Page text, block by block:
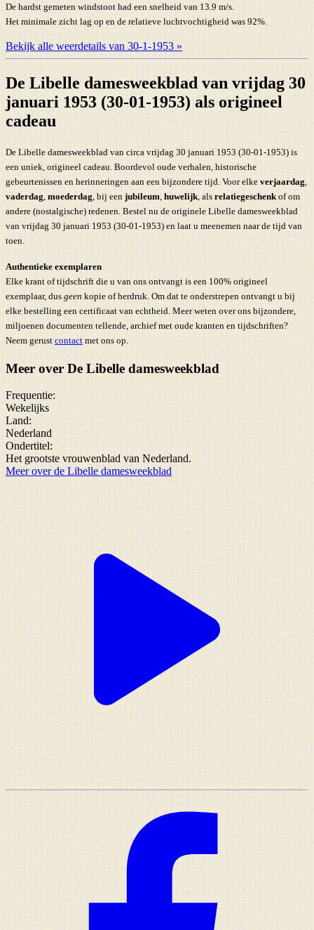
De hardst gemeten windstoot had een snelheid van 13.9 m/s.
Het minimale zicht lag op en de relatieve luchtvochtigheid was 92%.
Bekijk alle weerdetails van 30-1-1953 »
De Libelle damesweekblad van vrijdag 30
januari 1953 (30-01-1953) als origineel
cadeau
De Libelle damesweekblad van circa vrijdag 30 januari 1953 (30-01-1953) is
een uniek, origineel cadeau. Boordevol oude verhalen, historische
gebeurtenissen en herinneringen aan een bijzondere tijd. Voor elke verjaardag
vaderdag moederdag , bij een jubileum huwelijk , als relatiegeschenk of om
andere (nostalgische) redenen. Bestel nu de originele Libelle damesweekblad
van vrijdag 30 januari 1953 (30-01-1953) en laat u meenemen naar de tijd van
toen.
Authentieke exemplaren
Elke krant of tijdschrift die u van ons ontvangt is een 100% origineel
exemplaar, dus geen kopie of herdruk. Om dat te onderstrepen ontvangt u bij
elke bestelling een certificaat van echtheid. Meer weten over ons bijzondere,
miljoenen documenten tellende, archief met oude kranten en tijdschriften?
Neem gerust contact met ons op.
Meer over De Libelle damesweekblad
Frequentie:
Wekelijks
Land:
Nederland
Ondertitel:
Het grootste vrouwenblad van Nederland.
Meer over de Libelle damesweekblad